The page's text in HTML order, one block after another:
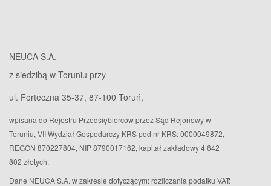
NEUCA S.A.
z siedzibą w Toruniu przy
ul. Forteczna 35-37, 87-100 Toruń,
wpisana do Rejestru Przedsiębiorców przez Sąd Rejonowy w
Toruniu, VII Wydział Gospodarczy KRS pod nr KRS: 0000049872,
REGON 870227804, NIP 8790017162, kapitał zakładowy 4 642
802 złotych.
Dane NEUCA S.A. w zakresie dotyczącym: rozliczania podatku VAT: